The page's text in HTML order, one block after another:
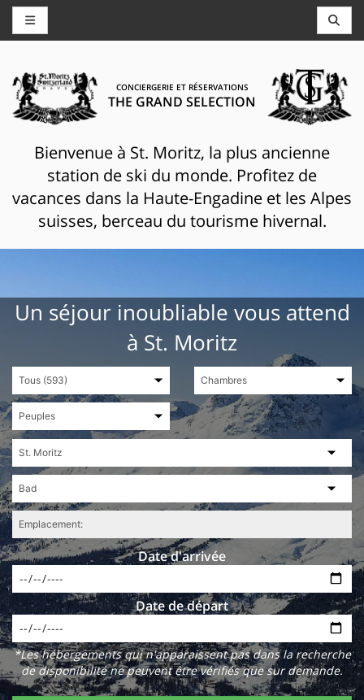
CONCIERGERIE ET RÉSERVATIONS
THE GRAND SELECTION
Bienvenue à St. Moritz, la plus ancienne
station de ski du monde. Profitez de
vacances dans la Haute-Engadine et les Alpes
suisses, berceau du tourisme hivernal.
Un séjour inoubliable vous attend
à St. Moritz
Date d'arrivée
Date de départ
*Les hébergements qui n'apparaissent pas dans la recherche
de disponibilité ne peuvent être vérifiés que sur demande.